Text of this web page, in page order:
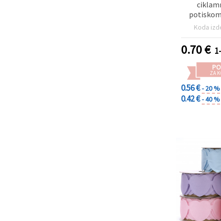
Koda
0.70€
ZA
0.56 €- 20 %
0.42 €- 40 %